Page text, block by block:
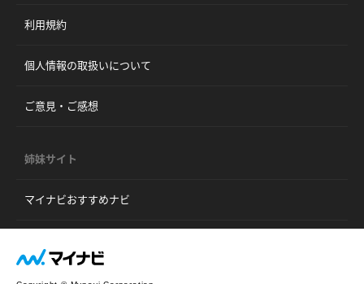
利用規約
個人情報の取扱いについて
ご意見・ご感想
姉妹サイト
マイナビおすすめナビ